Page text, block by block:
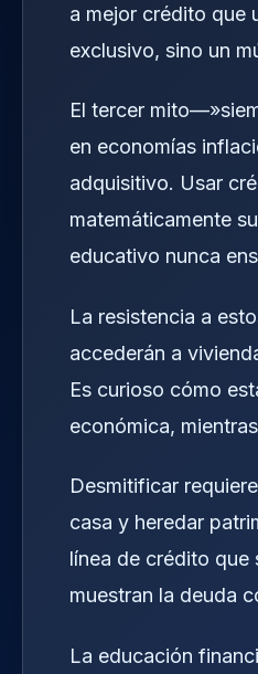
a mejor crédito que
exclusivo, sino un
El tercer
en economías
adquisitivo. Usar
matemáticamente
educativo nunca
La resistencia a
accederán a
Es curioso cómo
económica,
Desmitificar
casa y heredar
línea de crédito que
muestran la deuda
La educación